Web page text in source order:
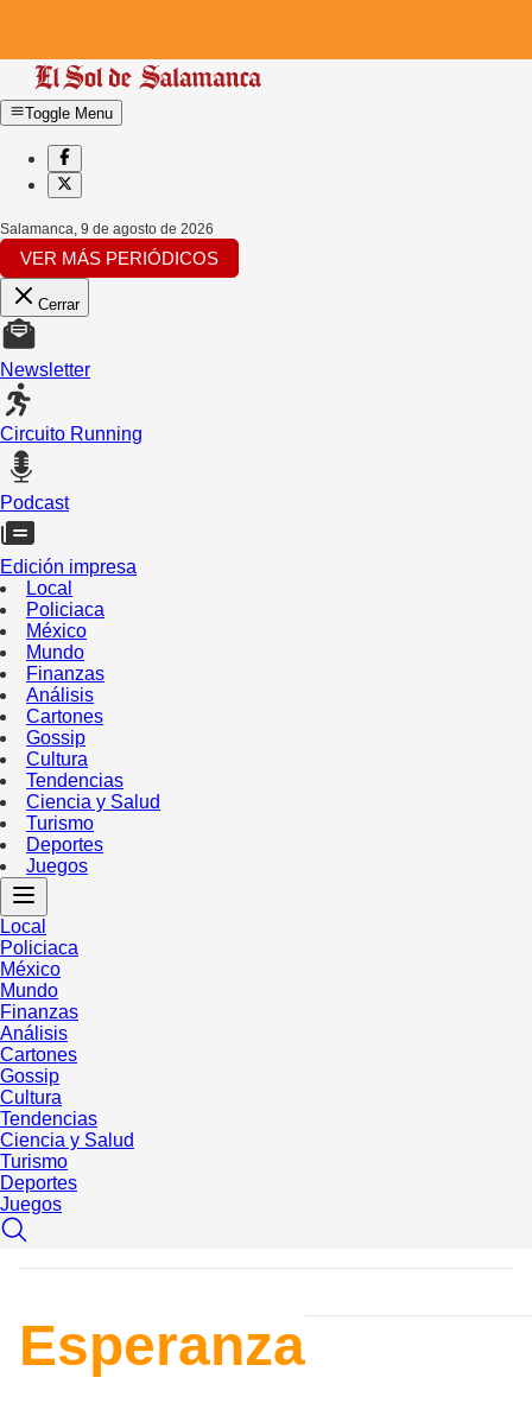
Toggle Menu
Salamanca, 9 de agosto de 2026
VER MÁS PERIÓDICOS
Cerrar
Newsletter
Circuito Running
Podcast
Edición impresa
Local
Policiaca
México
Mundo
Finanzas
Análisis
Cartones
Gossip
Cultura
Tendencias
Ciencia y Salud
Turismo
Deportes
Juegos
Local
Policiaca
México
Mundo
Finanzas
Análisis
Cartones
Gossip
Cultura
Tendencias
Ciencia y Salud
Turismo
Deportes
Juegos
Esperanza